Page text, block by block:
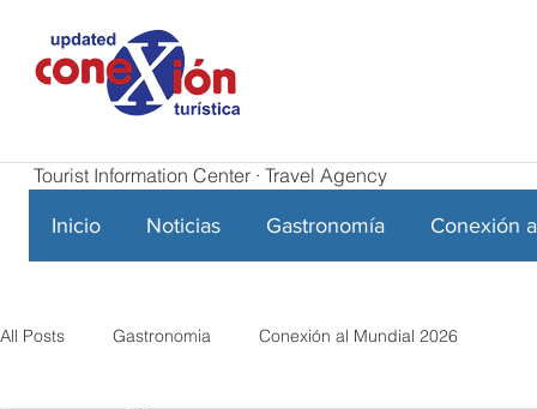
Tourist Information Center · Travel Agency
Inicio Noticias Gastronomía Conexión
All Posts Gastronomia Conexión al Mundial 2026